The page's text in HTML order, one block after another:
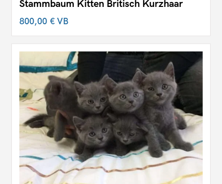
Stammbaum Kitten Britisch Kurzhaar
800,00 €VB